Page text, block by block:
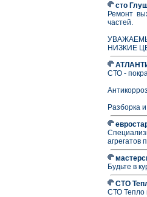
сто
Ремонт
частей.
НИЗКИЕ
СТО -
Разборка
Будьте в
СТО
СТО Тепло